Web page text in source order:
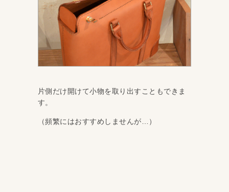
片側だけ開けて小物を取り出すこともできま
す。
（頻繁にはおすすめしませんが…）